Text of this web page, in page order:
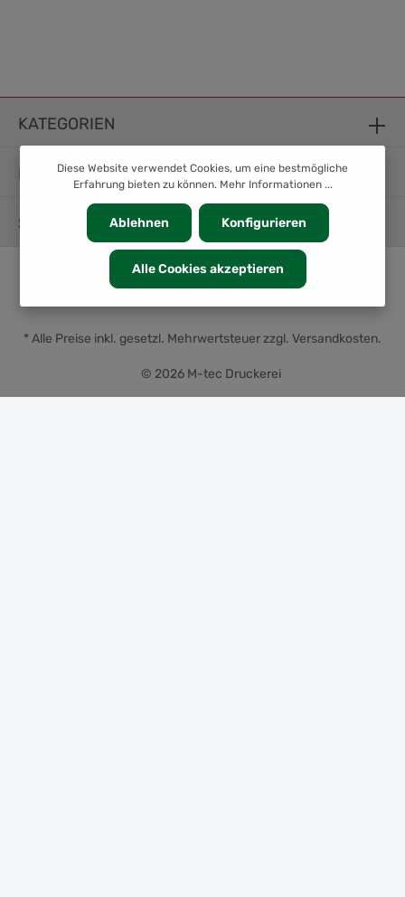
KATEGORIEN
INFORMATION
SERVICE
© 2026 M-tec Druckerei
* Alle Preise inkl. gesetzl. Mehrwertsteuer zzgl. Versandkosten.
Diese Website verwendet Cookies, um eine bestmögliche
Erfahrung bieten zu können. Mehr Informationen ...
Ablehnen Konfigurieren
Alle Cookies akzeptieren